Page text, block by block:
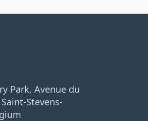
Park, Avenue du
Stevens-